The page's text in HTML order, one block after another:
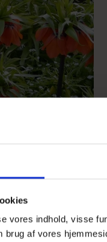
vores indhold, visse
brug af vores